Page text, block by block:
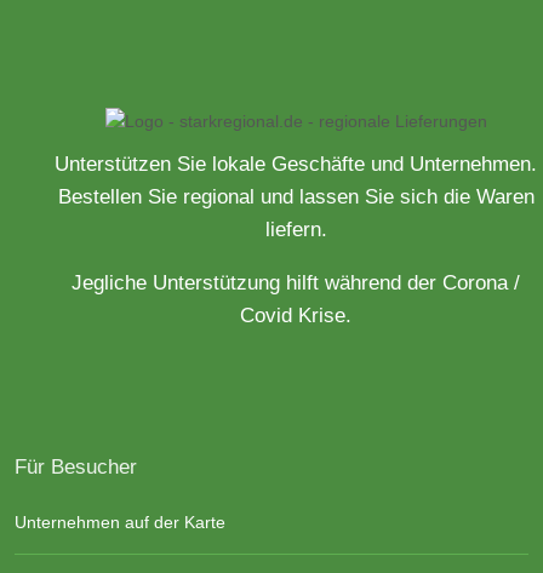
Unterstützen Sie lokale Geschäfte und Unternehmen.
Bestellen Sie regional und lassen Sie sich die Waren
liefern.
Jegliche Unterstützung hilft während der Corona /
Covid Krise.
Für Besucher
Unternehmen auf der Karte